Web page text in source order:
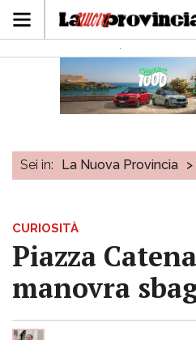
Sei in: La Nuova Provincia >
CURIOSITÀ
Piazza
manovra